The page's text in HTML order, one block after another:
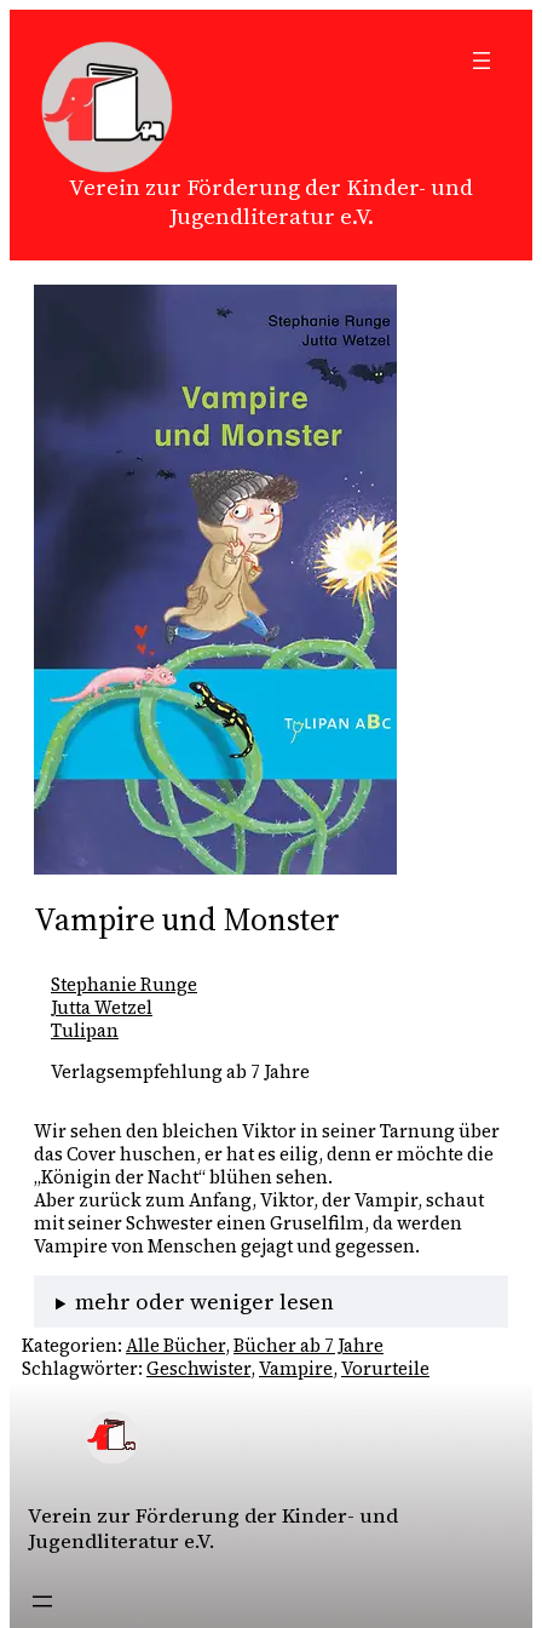
springen
Verein zur Förderung der Kinder- und
Jugendliteratur e.V.
Vampire und Monster
Stephanie Runge
Jutta Wetzel
Tulipan
Verlagsempfehlung ab 7 Jahre
Wir sehen den bleichen Viktor in seiner Tarnung über
das Cover huschen, er hat es eilig, denn er möchte die
„Königin der Nacht“ blühen sehen.
Aber zurück zum Anfang, Viktor, der Vampir, schaut
mit seiner Schwester einen Gruselfilm, da werden
Vampire von Menschen gejagt und gegessen.
mehr oder weniger lesen
Kategorien: Alle Bücher, Bücher ab 7 Jahre
Schlagwörter: Geschwister, Vampire, Vorurteile
Verein zur Förderung der Kinder- und
Jugendliteratur e.V.